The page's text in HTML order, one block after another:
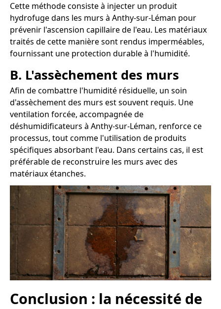
Cette méthode consiste à injecter un produit
hydrofuge dans les murs à Anthy-sur-Léman pour
prévenir l'ascension capillaire de l'eau. Les matériaux
traités de cette manière sont rendus imperméables,
fournissant une protection durable à l'humidité.
B. L'assèchement des murs
Afin de combattre l'humidité résiduelle, un soin
d'assèchement des murs est souvent requis. Une
ventilation forcée, accompagnée de
déshumidificateurs à Anthy-sur-Léman, renforce ce
processus, tout comme l'utilisation de produits
spécifiques absorbant l'eau. Dans certains cas, il est
préférable de reconstruire les murs avec des
matériaux étanches.
Conclusion : la nécessité de